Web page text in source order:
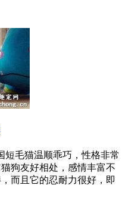
短毛猫温顺乖巧，性格非常
狗友好相处，感情丰富不
而且它的忍耐力很好，即